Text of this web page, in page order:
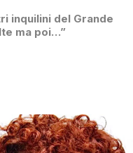
inquilini del Grande
ma poi…”